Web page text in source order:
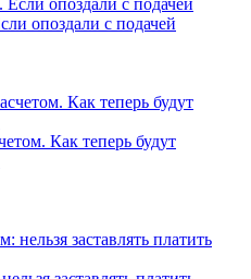
опоздали с подачей
Как теперь будут